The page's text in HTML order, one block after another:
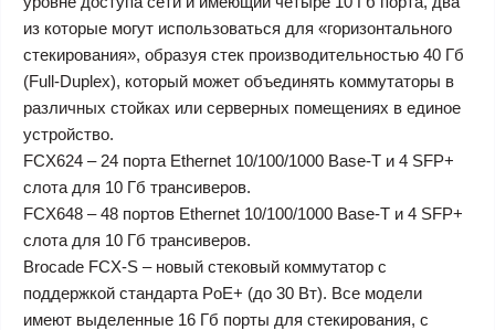
из которые могут использоваться для «горизонтального
стекирования», образуя стек производительностью 40 Гб
(Full-Duplex), который может объединять коммутаторы в
различных стойках или серверных помещениях в единое
устройство.
FCX624 – 24 порта Ethernet 10/100/1000 Base-T и 4 SFP+
слота для 10 Гб трансиверов.
FCX648 – 48 портов Ethernet 10/100/1000 Base-T и 4 SFP+
слота для 10 Гб трансиверов.
Brocade FCX-S – новый стековый коммутатор с
поддержкой стандарта PoE+ (до 30 Вт). Все модели
имеют выделенные 16 Гб порты для стекирования, с